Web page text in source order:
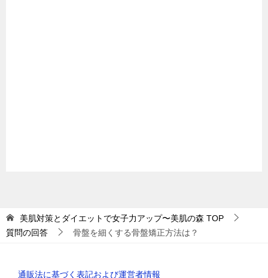
美肌対策とダイエットで女子力アップ〜美肌の森 TOP
質問の回答
骨盤を細くする骨盤矯正方法は？
通販法に基づく表記および運営者情報